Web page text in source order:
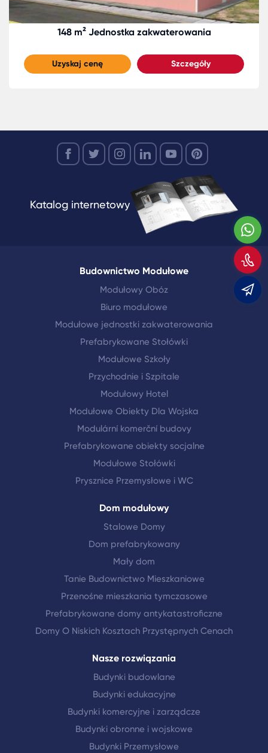
148 m² Jednostka zakwaterowania
Uzyskaj cenę Szczegóły
Katalog internetowy
Budownictwo Modułowe
Modułowy Obóz
Biuro modułowe
Modułowe jednostki zakwaterowania
Prefabrykowane Stołówki
Modułowe Szkoły
Przychodnie i Szpitale
Modułowy Hotel
Modułowe Obiekty Dla Wojska
Modulární komerční budovy
Prefabrykowane obiekty socjalne
Modułowe Stołówki
Prysznice Przemysłowe i WC
Dom modułowy
Stalowe Domy
Dom prefabrykowany
Mały dom
Tanie Budownictwo Mieszkaniowe
Przenośne mieszkania tymczasowe
Prefabrykowane domy antykatastroficzne
Domy O Niskich Kosztach Przystępnych Cenach
Nasze rozwiązania
Budynki budowlane
Budynki edukacyjne
Budynki komercyjne i zarządcze
Budynki obronne i wojskowe
Budynki Przemysłowe